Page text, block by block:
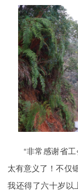
“非常感谢省
太有意义了！不仅
我还得了六十岁以